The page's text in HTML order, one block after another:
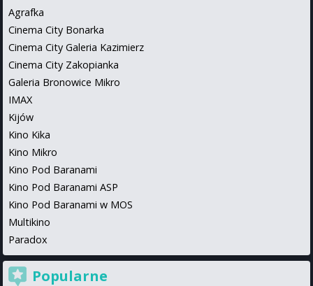
Agrafka
Cinema City Bonarka
Cinema City Galeria Kazimierz
Cinema City Zakopianka
Galeria Bronowice Mikro
IMAX
Kijów
Kino Kika
Kino Mikro
Kino Pod Baranami
Kino Pod Baranami ASP
Kino Pod Baranami w MOS
Multikino
Paradox
Popularne